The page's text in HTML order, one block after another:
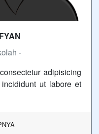
-
adipisicing
ut labore et